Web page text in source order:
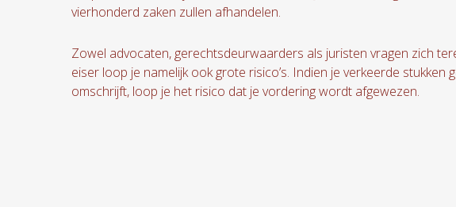
vierhonderd zaken zullen afhandelen.
Zowel advocaten, gerechtsdeurwaarders als juristen vragen zich
eiser loop je namelijk ook grote risico’s. Indien je verkeerde
omschrijft, loop je het risico dat je vordering wordt afgewezen.